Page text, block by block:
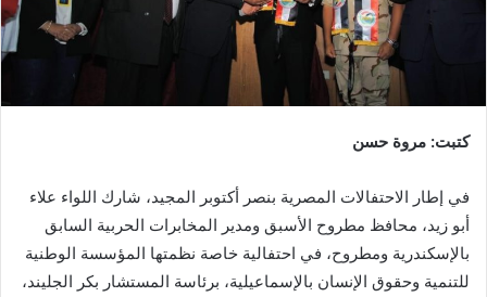
كتبت: مروة حسن
في إطار الاحتفالات المصرية بنصر أكتوبر المجيد، شارك اللواء علاء
أبو زيد، محافظ مطروح الأسبق ومدير المخابرات الحربية السابق
بالإسكندرية ومطروح، في احتفالية خاصة نظمتها المؤسسة الوطنية
للتنمية وحقوق الإنسان بالإسماعيلية، برئاسة المستشار بكر الجليند،